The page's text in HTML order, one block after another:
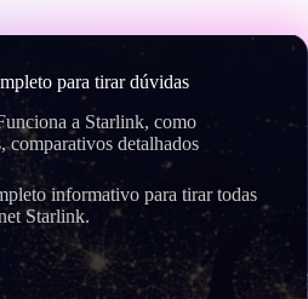
para tirar dúvidas
a Starlink, como
comparativos detalhados
informativo para tirar todas
Starlink.